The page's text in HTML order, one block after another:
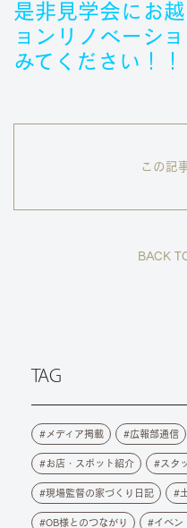
是非見学会にお
ョンリノベーシ
みてください！！
この記
BACK
TAG
メディア掲載 広報部通信
お店・スポット紹介 スタ
現場監督の家づくり日記
OB様とのつながり イベン